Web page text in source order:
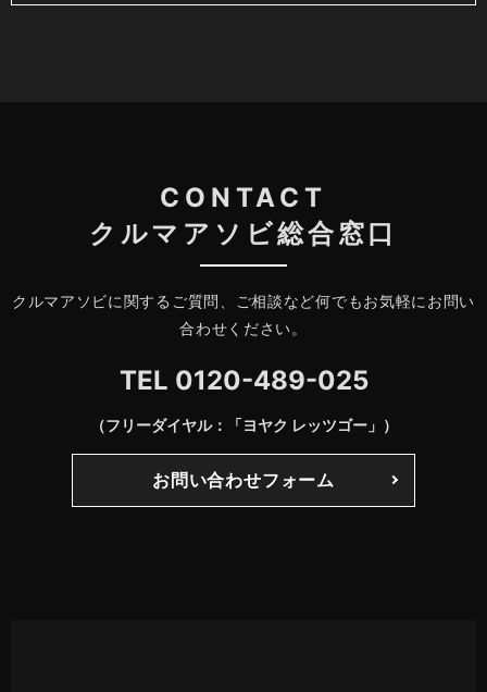
CONTACT
クルマアソビ総合窓口
クルマアソビに関するご質問、ご相談など何でもお気軽にお問い
合わせください。
TEL 0120-489-025
（フリーダイヤル：「ヨヤク レッツゴー」）
お問い合わせフォーム